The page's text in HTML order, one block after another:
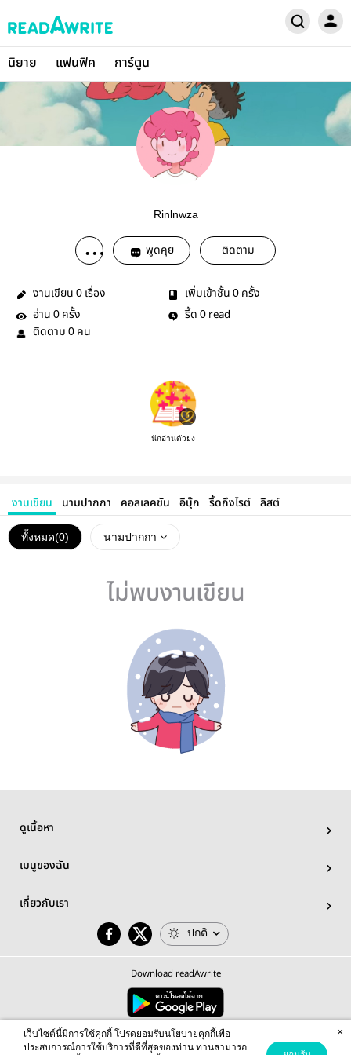
นิยาย แฟนฟิค การ์ตูน
Rinlnwza
พูดคุย ติดตาม
งานเขียน 0 เรื่อง เพิ่มเข้าชั้น 0 ครั้ง
อ่าน 0 ครั้ง รี้ด 0 read
ติดตาม 0 คน
นักอ่านตัวยง
งานเขียน นามปากกา คอลเลคชัน อีบุ๊ก รี้ดถึงไรต์ ลิสต์
ทั้งหมด(0) นามปากกา
ไม่พบงานเขียน
ดูเนื้อหา
เมนูของฉัน
เกี่ยวกับเรา
ปกติ
Download readAwrite
© 2026 readAwrite.com by MEB Corporation Public Company Limited
This site is protected by reCAPTCHA and the Google Privacy Policy Terms of Serviceapply.
เว็บไซต์นี้มีการใช้คุกกี้ โปรดยอมรับนโยบายคุกกี้เพื่อ
ประสบการณ์การใช้บริการที่ดีที่สุดของท่าน ท่านสามารถ
×